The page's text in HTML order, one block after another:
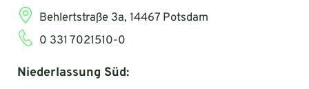
Behlertstraße 3a, 14467 Potsdam
0 331 7021510-0
Niederlassung Süd: